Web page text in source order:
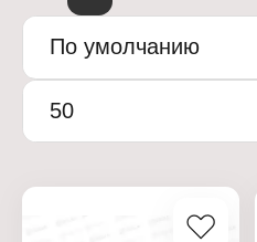
По умолчанию
50